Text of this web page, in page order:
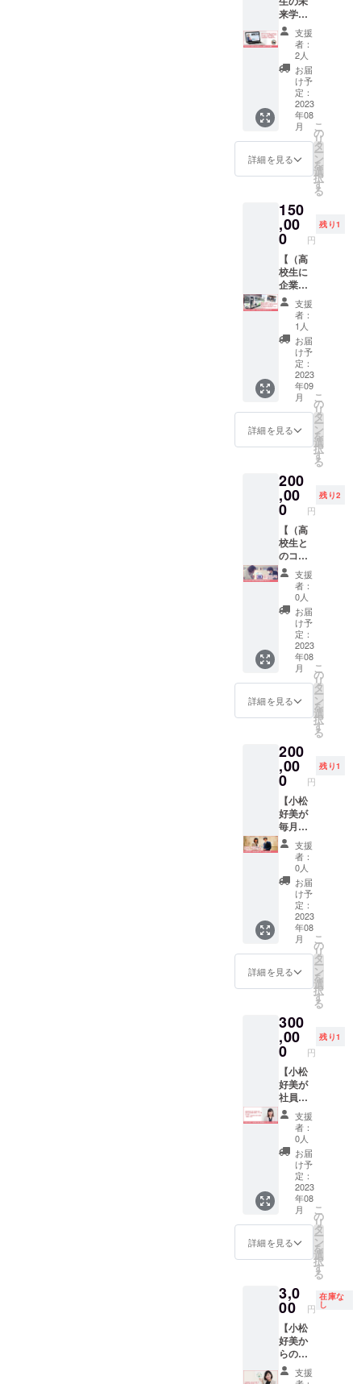
小松が
関わる
お客様
の商品
など小
松なり
に考え
ててお
持ちし
ます。
後に小
松好美
が直接
お礼を
お伝え
し心を
込めた
リター
ン5万円
Verをお
届けし
ます。
季節に
応じた
旬の食
べ物、
小松が
関わる
お客様
の商品
など小
松なり
に考え
ててお
持ちし
ます。
来学習
HPで企
業紹介
と求人
掲載】
高校生
の未来
学習
「未来
ESD」
ホーム
ページ
に企業
求人掲
載と写
真４枚
掲載。
期間：
掲載か
ら1年間
※求人情
報、写
真の受
け渡し
は、ク
ラウド
ファン
ディン
グ終了
後別途
詳細を
ご連絡
支援
者：
2人
お届
け予
定：
2023
年08
月
詳細を見る
こ
の
リ
タ
ー
ン
を
選
択
す
る
150
,00
0 円
残り1
【（高
校生に
企業ア
ピー
ル）高
校生と
一緒に
御社の
会社見
学に伺
いま
す】 高
校生と
一緒に
御社の
わせて
いただ
きま
す。 ぜ
ひ高校
生に御
社をア
ピール
し、高
校生の
お話も
聞いて
みてく
ださ
い。 ※
開催日
時はク
ラウド
ファン
後別途
ご連絡
し調整
させて
頂きま
す ※ご
一緒す
る高校
生は最
低5名と
なりま
購入よ
り1年以
内に
サービ
スの活
用をお
願いい
支援
者：
1人
お届
け予
定：
2023
年09
月
詳細を見る
こ
の
リ
タ
ー
ン
を
選
択
す
る
200
,00
0 円
残り2
【（高
校生と
のコラ
ボレー
ショ
ン）高
校生が
御社の
商品開
発を手
伝いま
す】 高
校生と
企業タ
イアッ
のトー
タルプ
ロ
デュー
スをさ
せてい
ただき
ます。
※クラウ
ドファ
ンディ
ング終
了後、
お電話
にて開
催日の
日程調
整をさ
せて頂
る高校
生は1名
となり
ます ※
月に1回
（相対
または
zoom）
打ち合
わせを
行い、
半年以
内に商
品開発
ができ
る商
品、
サービ
スに限
クラウ
ドファ
ンディ
ング終
了日よ
り1年以
内に
支援
者：
0人
お届
け予
定：
2023
年08
月
詳細を見る
こ
の
リ
タ
ー
ン
を
選
択
す
る
200
,00
0 円
残り1
【小松
好美が
毎月リ
ターン
をお届
けしま
す】 何
をお届
けする
かはお
楽し
み！心
を込め
て、毎
月リ
び、お
届けし
ます。
（期間
１年）
※リター
ンの内
容は、
季節に
応じた
旬の食
べ物、
小松が
関わる
お客様
の商品
など小
松なり
に計画
ちしま
す。
支援
者：
0人
お届
け予
定：
2023
年08
月
詳細を見る
こ
の
リ
タ
ー
ン
を
選
択
す
る
300
,00
0 円
残り1
【小松
好美が
社員の
長期雇
用コン
サル
ティン
グ致し
ます】
接客教
育係13
年の経
験を活
かし、
社員と
用コン
サルを
行いま
す。 ・
期間は
6ヶ月間
となり
支援
者：
0人
お届
け予
定：
2023
年08
月
詳細を見る
こ
の
リ
タ
ー
ン
を
選
択
す
る
3,0
00 円
在庫な
し
【小松
好美か
らの感
謝の手
紙】 小
支援